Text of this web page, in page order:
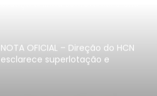
NOTA OFICIAL – Direção do HCN
esclarece superlotação e